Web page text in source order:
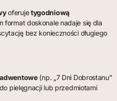
oferujetygodniową
format doskonale nadaje się dla
bez konieczności długiego
(np. „7 Dni Dobrostanu”
pielęgnacji lub przedmiotami